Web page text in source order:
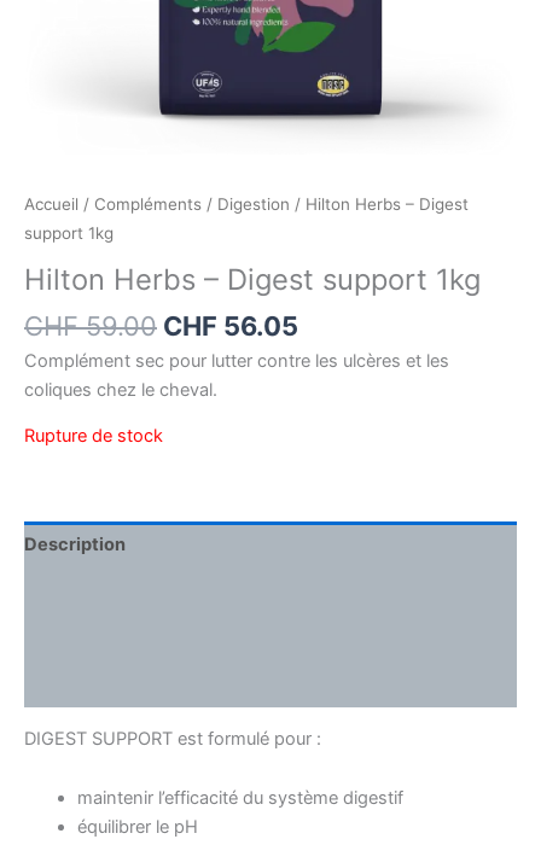
Accueil / Compléments / Digestion / Hilton Herbs – Digest
support 1kg
Hilton Herbs – Digest support 1kg
CHF59.00 CHF 56.05
Complément sec pour lutter contre les ulcères et les
coliques chez le cheval.
Rupture de stock
Description
DIGEST SUPPORT est formulé pour :
maintenir l’efficacité du système digestif
équilibrer le pH